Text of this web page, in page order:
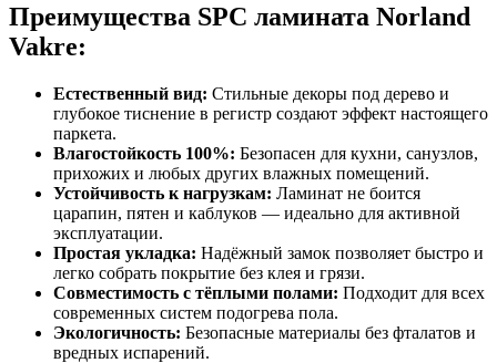
Преимущества SPC ламината Norland
Vakre:
Естественный вид: Стильные декоры под дерево и
глубокое тиснение в регистр создают эффект настоящего
паркета.
Влагостойкость 100%: Безопасен для кухни, санузлов,
прихожих и любых других влажных помещений.
Устойчивость к нагрузкам: Ламинат не боится
царапин, пятен и каблуков — идеально для активной
эксплуатации.
Простая укладка: Надёжный замок позволяет быстро и
легко собрать покрытие без клея и грязи.
Совместимость с тёплыми полами: Подходит для всех
современных систем подогрева пола.
Экологичность: Безопасные материалы без фталатов и
вредных испарений.